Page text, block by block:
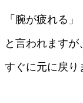
「腕が疲れる」
と言われますが
すぐに元に戻り